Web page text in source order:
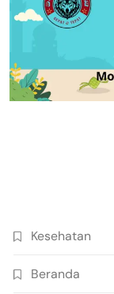
Kesehatan
Beranda